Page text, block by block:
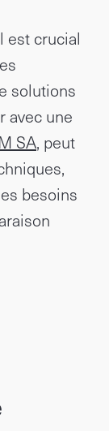
est crucial
solutions
avec une
SA, peut
besoins